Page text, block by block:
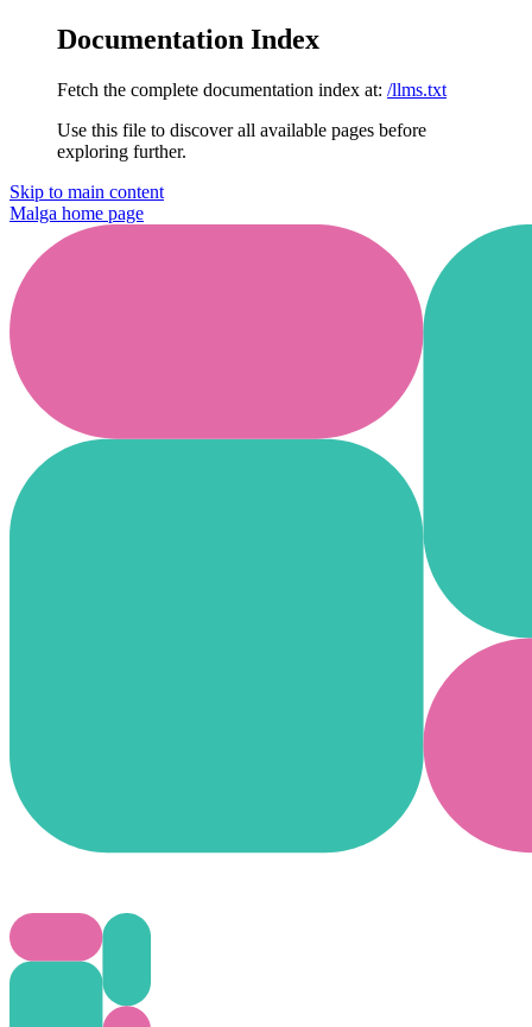
Documentation Index
Fetch the complete documentation index at: /llms.txt
Use this file to discover all available pages before
exploring further.
Skip to main content
Malga home page